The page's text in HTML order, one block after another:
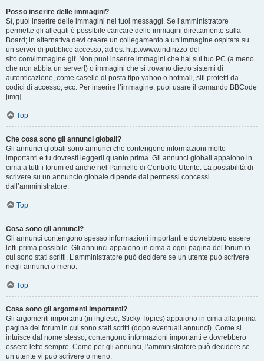
Posso inserire delle immagini?
Sì, puoi inserire delle immagini nei tuoi messaggi. Se l’amministratore
permette gli allegati è possibile caricare delle immagini direttamente sulla
Board; in alternativa devi creare un collegamento a un’immagine ospitata su
un server di pubblico accesso, ad es. http://www.indirizzo-del-
sito.com/immagine.gif. Non puoi inserire immagini che hai sul tuo PC (a meno
che non abbia un server!) o immagini che si trovano dietro sistemi di
autenticazione, come caselle di posta tipo yahoo o hotmail, siti protetti da
codici di accesso, ecc. Per inserire l’immagine, puoi usare il comando BBCode
[img].
Top
Che cosa sono gli annunci globali?
Gli annunci globali sono annunci che contengono informazioni molto
importanti e tu dovresti leggerli quanto prima. Gli annunci globali appaiono in
cima a tutti i forum ed anche nel Pannello di Controllo Utente. La possibilità di
scrivere su un annuncio globale dipende dai permessi concessi
dall’amministratore.
Top
Cosa sono gli annunci?
Gli annunci contengono spesso informazioni importanti e dovrebbero essere
letti prima possibile. Gli annunci appaiono in cima a ogni pagina del forum in
cui sono stati scritti. L’amministratore può decidere se un utente può scrivere
negli annunci o meno.
Top
Cosa sono gli argomenti importanti?
Gli argomenti importanti (in inglese, Sticky Topics) appaiono in cima alla prima
pagina del forum in cui sono stati scritti (dopo eventuali annunci). Come si
intuisce dal nome stesso, contengono informazioni importanti e dovrebbero
essere lette sempre. Come per gli annunci, l’amministratore può decidere se
un utente vi può scrivere o meno.